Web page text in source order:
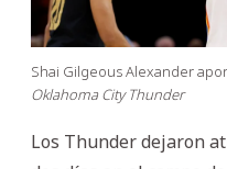
Shai Gilgeous Alexander
Oklahoma City Thunder
Los Thunder dejaron